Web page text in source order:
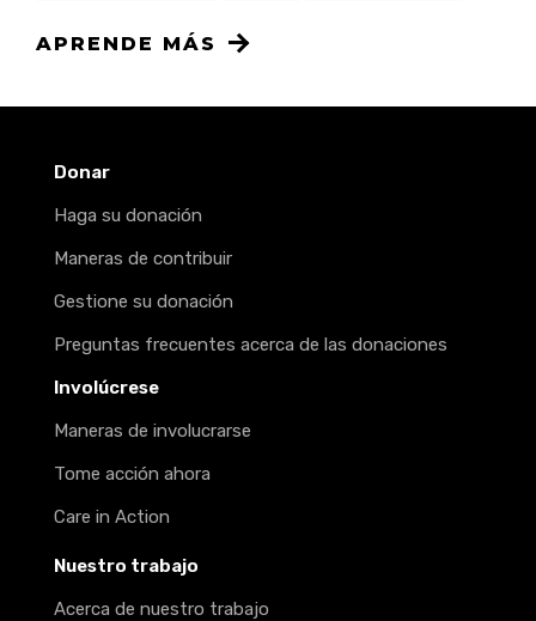
APRENDE MÁS
Donar
Haga su donación
Maneras de contribuir
Gestione su donación
Preguntas frecuentes acerca de las donaciones
Involúcrese
Maneras de involucrarse
Tome acción ahora
Care in Action
Nuestro trabajo
Acerca de nuestro trabajo